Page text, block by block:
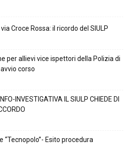
Croce Rossa: il ricordo del SIULP
per allievi vice ispettori della Polizia di
corso
INVESTIGATIVA IL SIULP CHIEDE DI
Esito procedura